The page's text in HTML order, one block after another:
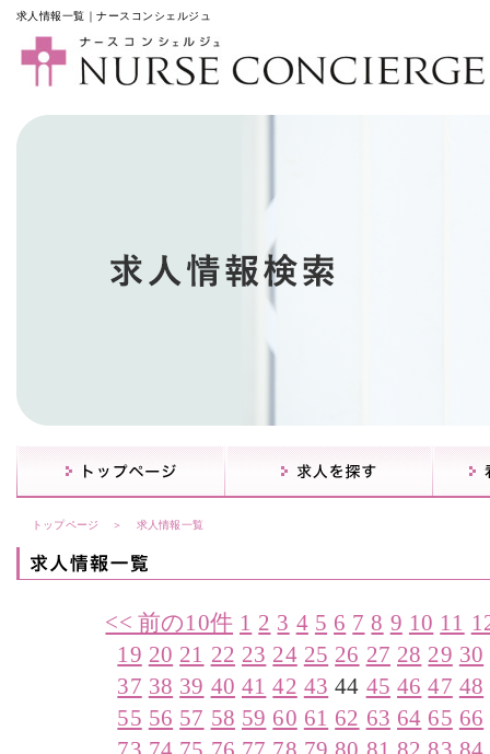
求人情報一覧｜ナースコンシェルジュ
トップページ ＞ 求人情報一覧
<< 前の10件 1 2 3 4 5 6 7 8 9 10 11
19 20 21 22 23 24 25 26 27 28 29 30
37 38 39 40 41 42 43 44 45 46 47 48
55 56 57 58 59 60 61 62 63 64 65 66
73 74 75 76 77 78 79 80 81 82 83 84